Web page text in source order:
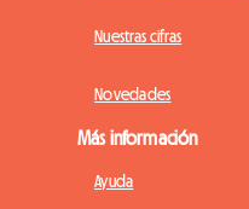
Nuestras cifras
Novedades
Más información
Ayuda